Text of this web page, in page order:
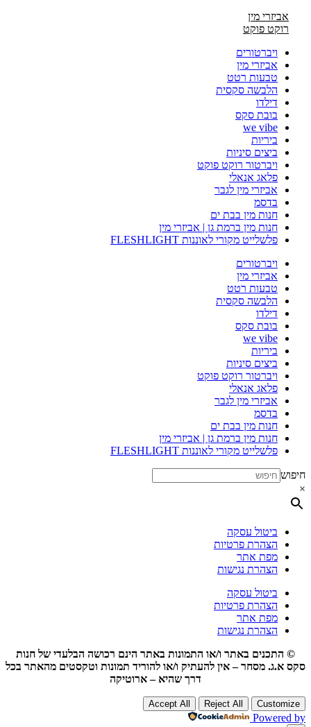
אביזרי מין
רוקט פוקט
ויברטורים
אביזרי מין
טבעות רטט
הלבשה סקסית
דילדו
בובת סקס
we vibe
ביריות
ביצים סיניות
ויברטור רוקט פוקט
פלאג אנאלי
אביזרי מין לגבר
בדסמ
חנות מין בבת ים
חנות מין ברמת גן | אביזרי מין
פלשלייט מקורי לאוננות FLESHLIGHT
ויברטורים
אביזרי מין
טבעות רטט
הלבשה סקסית
דילדו
בובת סקס
we vibe
ביריות
ביצים סיניות
ויברטור רוקט פוקט
פלאג אנאלי
אביזרי מין לגבר
בדסמ
חנות מין בבת ים
חנות מין ברמת גן | אביזרי מין
פלשלייט מקורי לאוננות FLESHLIGHT
חיפוש
×
ביטול עסקה
הצהרת פרטיות
מפת אתר
הצהרת נגישות
ביטול עסקה
הצהרת פרטיות
מפת אתר
הצהרת נגישות
© התכנים באתר ו/או התמונות באתר הינם רכושה הבלעדי של חנות
סקס א.ג. מסחר – אין להעתיק ו/או להוריד תמונות וטקסטים מהאתר בכל
דרך שהיא – ארוטיקה
Customize
Reject All
Accept All
Powered by